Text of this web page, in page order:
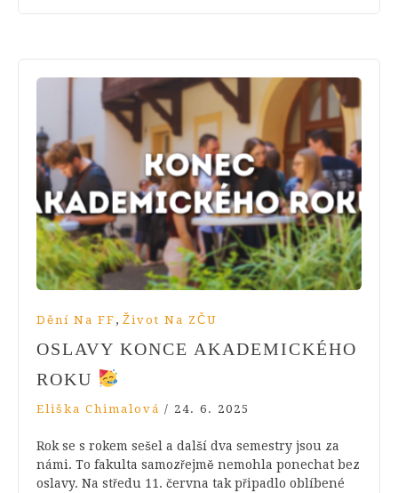
Dění Na FF , Život Na ZČU
OSLAVY KONCE AKADEMICKÉHO
ROKU
Eliška Chimalová / 24. 6. 2025
Rok se s rokem sešel a další dva semestry jsou za
námi. To fakulta samozřejmě nemohla ponechat bez
oslavy. Na středu 11. června tak připadlo oblíbené